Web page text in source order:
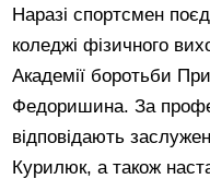
Наразі спортсмен
коледжі фізичного
Академії боротьби
Федоришина. За
відповідають
Курилюк, а також